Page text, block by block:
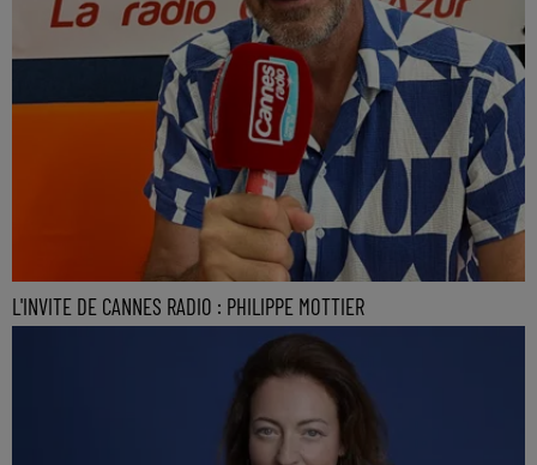
L'INVITE DE CANNES RADIO : PHILIPPE MOTTIER